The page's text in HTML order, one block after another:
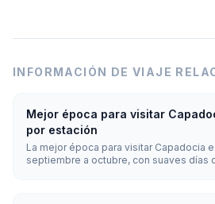
INFORMACIÓN DE VIAJE
Mejor época para visitar
por estación
La mejor época para visitar Capadocia
septiembre a octubre, con suaves días